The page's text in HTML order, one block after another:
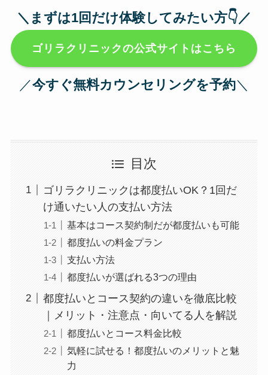
＼まずは1回だけ体験してみたい方👇️／
ゴリラクリニックの公式サイトはこちら
／今すぐ無料カウンセリングを予約＼
目次
ゴリラクリニックは都度払いOK？1回だ
け通いたい人の支払い方法
基本はコース契約制だが都度払いも可能
都度払いの料金プラン
支払い方法
都度払いが選ばれる3つの理由
都度払いとコース契約の違いを徹底比較
｜メリット・注意点・向いてる人を解説
都度払いとコース料金比較
気軽に試せる！都度払いのメリットと魅
力